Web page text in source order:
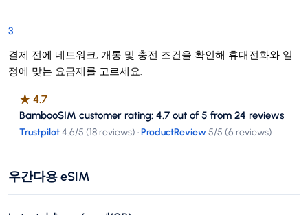
3.
결제 전에 네트워크, 개통 및 충전 조건을 확인해 휴대전화와 일
정에 맞는 요금제를 고르세요.
★ 4.7
BambooSIM customer rating: 4.7 out of 5 from 24 reviews
Trustpilot4.6/5 (18 reviews) ·ProductReview5/5 (6 reviews)
우간다용 eSIM